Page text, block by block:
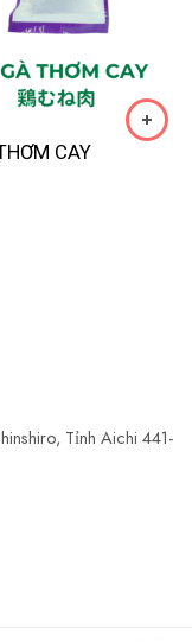
CAY
Tỉnh Aichi 441-